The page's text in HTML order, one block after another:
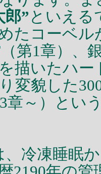
郎” といえる
たコーベ
（第1章）、
描いたハー
変貌した
3章～）とい
冷凍睡眠